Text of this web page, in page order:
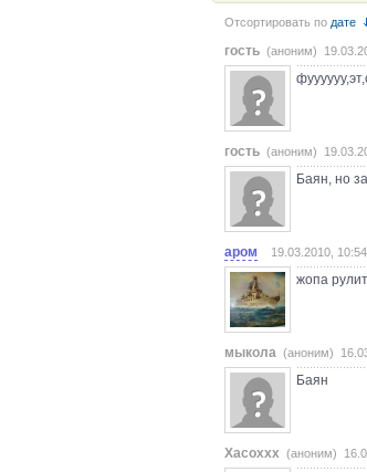
Отсортировать по дате
гость (аноним)
гость (аноним)
Баян, но
аром 19.03.2010, 10:54
жопа
мыкола (аноним)
Баян
Xacoxxx (аноним)